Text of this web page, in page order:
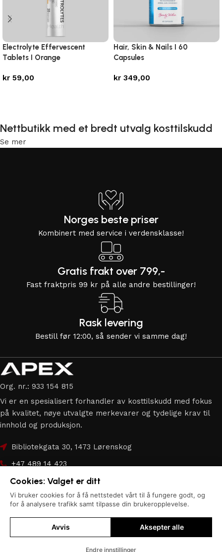
Electrolyte Effervescent
Tablets I Orange
kr 59,00
Hair, Skin & Nails I 60
Capsules
kr 349,00
Nettbutikk med et bredt utvalg kosttilskudd
Se mer
Norges beste priser
Kombinert med service i verdensklasse!
Gratis frakt over 799,-
Fast fraktpris 99 kr på alle andre bestillinger!
Rask levering
Bestill før 12:00, så sender vi samme dag!
Org. nr.: 933 154 815
Vi er en spesialisert forhandler av kosttilskudd med fokus
på kvalitet, nøye utvalgte merkevarer og tydelige krav til
innhold og produksjon.
Bibliotekgata 30, 1473 Lørenskog
+47 489 14 423
hei@apex.no
Copyright © 2026Apex.no| Alle rettigheter forbeholdes.
Cookies: Valget er ditt
Vi bruker cookies for å få nettstedet vårt til å fungere godt, og
for å analysere trafikk samt tilpasse din brukeropplevelse.
Avvis Aksepter alle
Endre innstillinger